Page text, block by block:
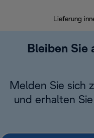
Lieferung
Bleiben Sie
Melden Sie sich
und erhalten